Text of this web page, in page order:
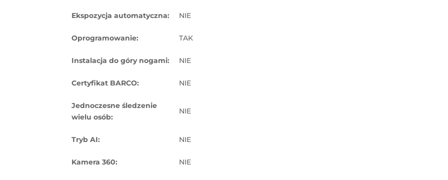
Ekspozycja automatyczna: NIE
Oprogramowanie: TAK
Instalacja do góry nogami: NIE
Certyfikat BARCO: NIE
Jednoczesne śledzenie
wielu osób:
NIE
Tryb AI: NIE
Kamera 360: NIE